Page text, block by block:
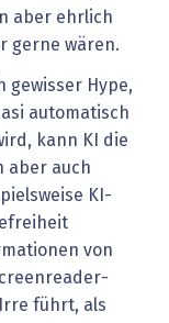
aber ehrlich
gerne wären.
gewisser Hype,
automatisch
kann KI die
aber auch
KI-
von
führt, als